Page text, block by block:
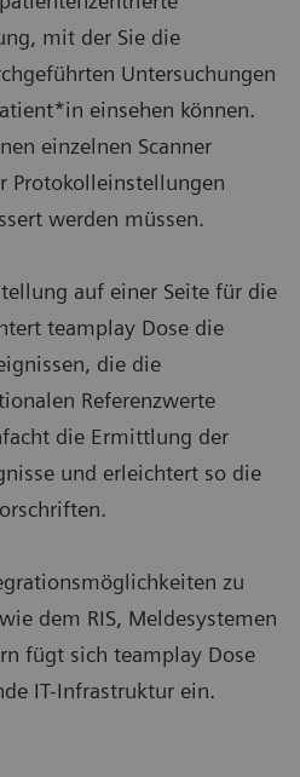
mit der Sie die
Untersuchungen
einsehen können.
einzelnen Scanner
Protokolleinstellungen
werden müssen.
auf einer Seite für die
teamplay Dose die
die die
Referenzwerte
die Ermittlung der
und erleichtert so die
zu
dem RIS, Meldesystemen
fügt sich teamplay Dose
IT-Infrastruktur ein.